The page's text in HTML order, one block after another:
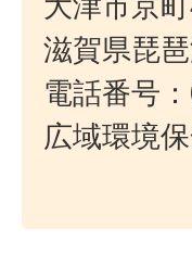
滋賀県琵
電話番号
広域環境